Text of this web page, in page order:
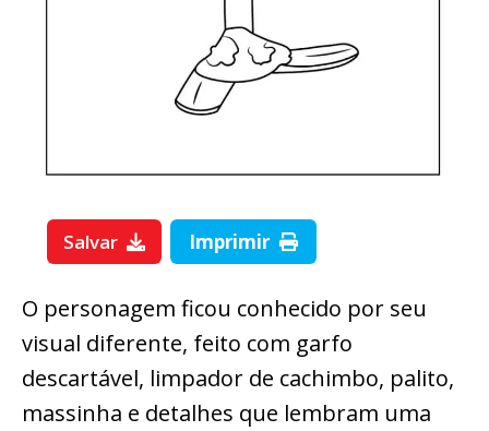
Salvar Imprimir
O personagem ficou conhecido por seu
visual diferente, feito com garfo
descartável, limpador de cachimbo, palito,
massinha e detalhes que lembram uma